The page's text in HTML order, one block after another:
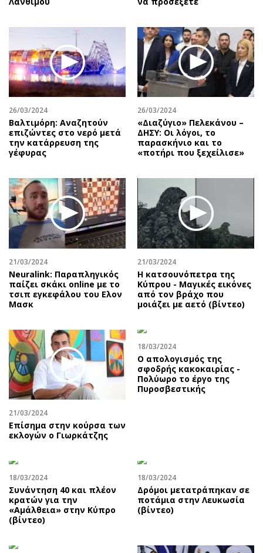
26/03/2024
Βαλτιμόρη: Αναζητούν
επιζώντες στο νερό μετά
την κατάρρευση της
γέφυρας
26/03/2024
«Διαζύγιο» Πελεκάνου –
ΔΗΣΥ: Οι λόγοι, το
παρασκήνιο και το
«ποτήρι που ξεχείλισε»
21/03/2024
Neuralink: Παραπληγικός
παίζει σκάκι online με το
τσιπ εγκεφάλου του Ελον
Μασκ
21/03/2024
Η κατσουνόπετρα της
Κύπρου - Μαγικές εικόνες
από τον βράχο που
μοιάζει με αετό (βίντεο)
21/03/2024
Επίσημα στην κούρσα των
εκλογών ο Γιωρκάτζης
18/03/2024
Ο απολογισμός της
σφοδρής κακοκαιρίας -
Πολύωρο το έργο της
Πυροσβεστικής
18/03/2024
Συνάντηση 40 και πλέον
κρατών για την
«Αμάλθεια» στην Κύπρο
(βίντεο)
18/03/2024
Δρόμοι μετατράπηκαν σε
ποτάμια στην Λευκωσία
(βίντεο)